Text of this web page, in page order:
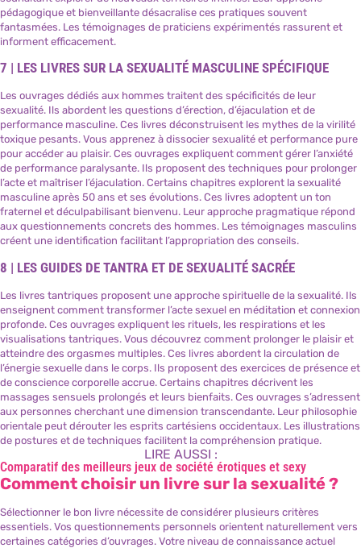
pédagogique et bienveillante désacralise ces pratiques souvent
fantasmées. Les témoignages de praticiens expérimentés rassurent et
informent efficacement.
7 | LES LIVRES SUR LA SEXUALITÉ MASCULINE SPÉCIFIQUE
Les ouvrages dédiés aux hommes traitent des spécificités de leur
sexualité. Ils abordent les questions d’érection, d’éjaculation et de
performance masculine. Ces livres déconstruisent les mythes de la virilité
toxique pesants. Vous apprenez à dissocier sexualité et performance pure
pour accéder au plaisir. Ces ouvrages expliquent comment gérer l’anxiété
de performance paralysante. Ils proposent des techniques pour prolonger
l’acte et maîtriser l’éjaculation. Certains chapitres explorent la sexualité
masculine après 50 ans et ses évolutions. Ces livres adoptent un ton
fraternel et déculpabilisant bienvenu. Leur approche pragmatique répond
aux questionnements concrets des hommes. Les témoignages masculins
créent une identification facilitant l’appropriation des conseils.
8 | LES GUIDES DE TANTRA ET DE SEXUALITÉ SACRÉE
Les livres tantriques proposent une approche spirituelle de la sexualité. Ils
enseignent comment transformer l’acte sexuel en méditation et connexion
profonde. Ces ouvrages expliquent les rituels, les respirations et les
visualisations tantriques. Vous découvrez comment prolonger le plaisir et
atteindre des orgasmes multiples. Ces livres abordent la circulation de
l’énergie sexuelle dans le corps. Ils proposent des exercices de présence et
de conscience corporelle accrue. Certains chapitres décrivent les
massages sensuels prolongés et leurs bienfaits. Ces ouvrages s’adressent
aux personnes cherchant une dimension transcendante. Leur philosophie
orientale peut dérouter les esprits cartésiens occidentaux. Les illustrations
de postures et de techniques facilitent la compréhension pratique.
LIRE AUSSI :
Comparatif des meilleurs jeux de société érotiques et sexy
Comment choisir un livre sur la sexualité ?
Sélectionner le bon livre nécessite de considérer plusieurs critères
essentiels. Vos questionnements personnels orientent naturellement vers
certaines catégories d’ouvrages. Votre niveau de connaissance actuel